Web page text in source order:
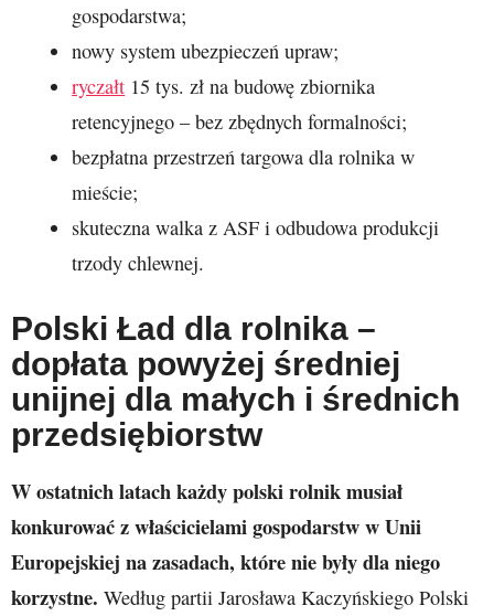
gospodarstwa;
nowy system ubezpieczeń upraw;
ryczałt 15 tys. zł na budowę zbiornika
retencyjnego – bez zbędnych formalności;
bezpłatna przestrzeń targowa dla rolnika w
mieście;
skuteczna walka z ASF i odbudowa produkcji
trzody chlewnej.
Polski Ład dla rolnika –
dopłata powyżej średniej
unijnej dla małych i średnich
przedsiębiorstw
W ostatnich latach każdy polski rolnik musiał
konkurować z właścicielami gospodarstw w Unii
Europejskiej na zasadach, które nie były dla niego
korzystne. Według partii Jarosława Kaczyńskiego Polski